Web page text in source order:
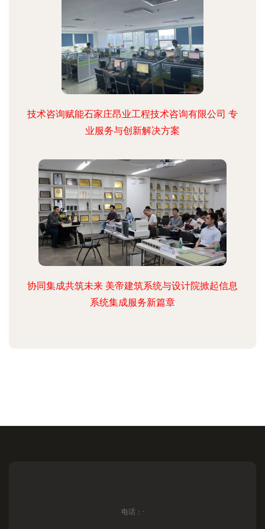
技术咨询赋能石家庄昂业工程技术咨询有限公司 专
业服务与创新解决方案
协同集成共筑未来 美帝建筑系统与设计院掀起信息
系统集成服务新篇章
电话：-